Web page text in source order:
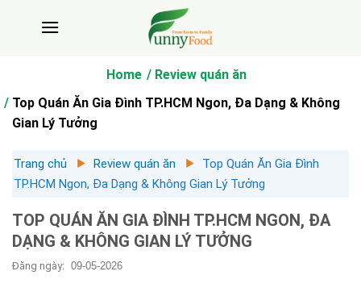
Home
Review quán ăn
Top Quán Ăn Gia Đình TP.HCM Ngon, Đa Dạng & Không
Gian Lý Tưởng
Trang chủ Review quán ăn
Top Quán Ăn Gia Đình
TP.HCM Ngon, Đa Dạng & Không Gian Lý Tưởng
TOP QUÁN ĂN GIA ĐÌNH TP.HCM NGON, ĐA
DẠNG & KHÔNG GIAN LÝ TƯỞNG
Đăng ngày: 09-05-2026